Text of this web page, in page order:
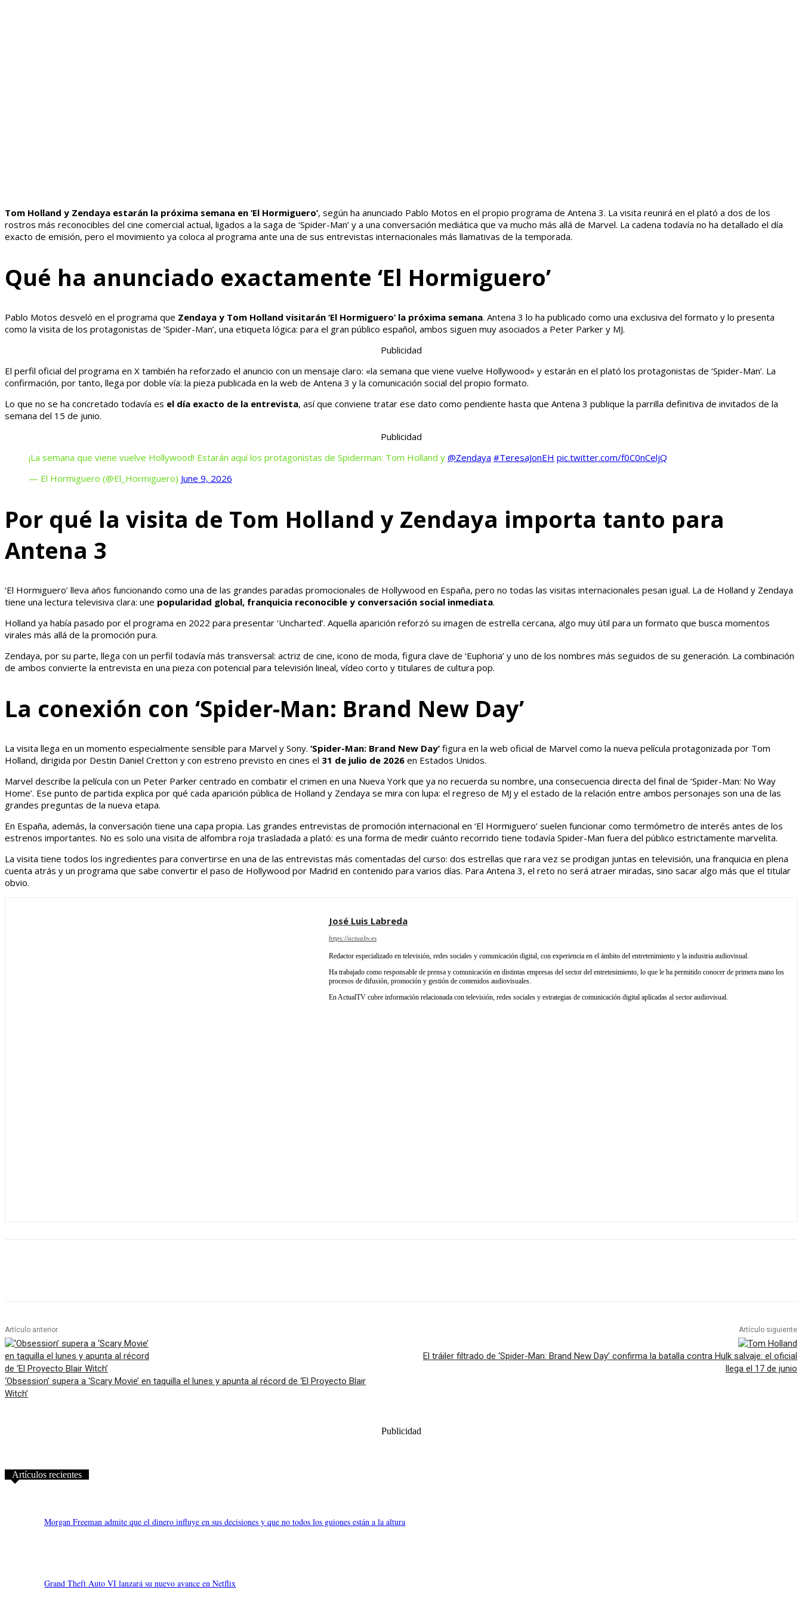
Tom Holland y Zendaya estarán la próxima semana en ‘El Hormiguero’, según ha anunciado Pablo Motos en el propio programa de Antena 3. La visita reunirá en el plató a dos de los
rostros más reconocibles del cine comercial actual, ligados a la saga de ‘Spider-Man’ y a una conversación mediática que va mucho más allá de Marvel. La cadena todavía no ha detallado el día
exacto de emisión, pero el movimiento ya coloca al programa ante una de sus entrevistas internacionales más llamativas de la temporada.
Qué ha anunciado exactamente ‘El Hormiguero’
Pablo Motos desveló en el programa que Zendaya y Tom Holland visitarán ‘El Hormiguero’ la próxima semana. Antena 3 lo ha publicado como una exclusiva del formato y lo presenta
como la visita de los protagonistas de ‘Spider-Man’, una etiqueta lógica: para el gran público español, ambos siguen muy asociados a Peter Parker y MJ.
Publicidad
El perfil oficial del programa en X también ha reforzado el anuncio con un mensaje claro: «la semana que viene vuelve Hollywood» y estarán en el plató los protagonistas de ‘Spider-Man’. La
confirmación, por tanto, llega por doble vía: la pieza publicada en la web de Antena 3 y la comunicación social del propio formato.
Lo que no se ha concretado todavía es el día exacto de la entrevista, así que conviene tratar ese dato como pendiente hasta que Antena 3 publique la parrilla definitiva de invitados de la
semana del 15 de junio.
Publicidad
¡La semana que viene vuelve Hollywood! Estarán aquí los protagonistas de Spiderman: Tom Holland y @Zendaya #TeresaJonEH pic.twitter.com/f0C0nCeljQ
— El Hormiguero (@El_Hormiguero) June 9, 2026
Por qué la visita de Tom Holland y Zendaya importa tanto para
Antena 3
‘El Hormiguero’ lleva años funcionando como una de las grandes paradas promocionales de Hollywood en España, pero no todas las visitas internacionales pesan igual. La de Holland y Zendaya
tiene una lectura televisiva clara: une popularidad global, franquicia reconocible y conversación social inmediata.
Holland ya había pasado por el programa en 2022 para presentar ‘Uncharted’. Aquella aparición reforzó su imagen de estrella cercana, algo muy útil para un formato que busca momentos
virales más allá de la promoción pura.
Zendaya, por su parte, llega con un perfil todavía más transversal: actriz de cine, icono de moda, figura clave de ‘Euphoria’ y uno de los nombres más seguidos de su generación. La combinación
de ambos convierte la entrevista en una pieza con potencial para televisión lineal, vídeo corto y titulares de cultura pop.
La conexión con ‘Spider-Man: Brand New Day’
La visita llega en un momento especialmente sensible para Marvel y Sony. ‘Spider-Man: Brand New Day’ figura en la web oficial de Marvel como la nueva película protagonizada por Tom
Holland, dirigida por Destin Daniel Cretton y con estreno previsto en cines el 31 de julio de 2026 en Estados Unidos.
Marvel describe la película con un Peter Parker centrado en combatir el crimen en una Nueva York que ya no recuerda su nombre, una consecuencia directa del final de ‘Spider-Man: No Way
Home’. Ese punto de partida explica por qué cada aparición pública de Holland y Zendaya se mira con lupa: el regreso de MJ y el estado de la relación entre ambos personajes son una de las
grandes preguntas de la nueva etapa.
En España, además, la conversación tiene una capa propia. Las grandes entrevistas de promoción internacional en ‘El Hormiguero’ suelen funcionar como termómetro de interés antes de los
estrenos importantes. No es solo una visita de alfombra roja trasladada a plató: es una forma de medir cuánto recorrido tiene todavía Spider-Man fuera del público estrictamente marvelita.
La visita tiene todos los ingredientes para convertirse en una de las entrevistas más comentadas del curso: dos estrellas que rara vez se prodigan juntas en televisión, una franquicia en plena
cuenta atrás y un programa que sabe convertir el paso de Hollywood por Madrid en contenido para varios días. Para Antena 3, el reto no será atraer miradas, sino sacar algo más que el titular
obvio.
José Luis Labreda
https://actualtv.es
Redactor especializado en televisión, redes sociales y comunicación digital, con experiencia en el ámbito del entretenimiento y la industria audiovisual.
Ha trabajado como responsable de prensa y comunicación en distintas empresas del sector del entretenimiento, lo que le ha permitido conocer de primera mano los
procesos de difusión, promoción y gestión de contenidos audiovisuales.
En ActualTV cubre información relacionada con televisión, redes sociales y estrategias de comunicación digital aplicadas al sector audiovisual.
Artículo anterior
‘Obsession’ supera a ‘Scary Movie’ en taquilla el lunes y apunta al récord de ‘El Proyecto Blair
Witch’
Artículo siguiente
El tráiler filtrado de ‘Spider-Man: Brand New Day’ confirma la batalla contra Hulk salvaje: el oficial
llega el 17 de junio
Publicidad
Artículos recientes
Morgan Freeman admite que el dinero influye en sus decisiones y que no todos los guiones están a la altura
Grand Theft Auto VI lanzará su nuevo avance en Netflix